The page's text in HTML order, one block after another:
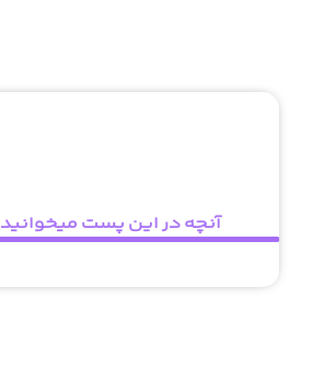
آنچه در این پست میخوانید